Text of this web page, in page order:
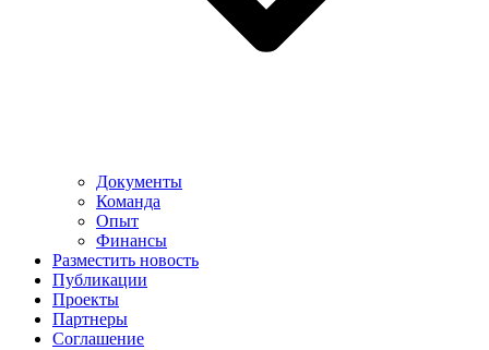
Документы
Команда
Опыт
Финансы
Разместить новость
Публикации
Проекты
Партнеры
Соглашение